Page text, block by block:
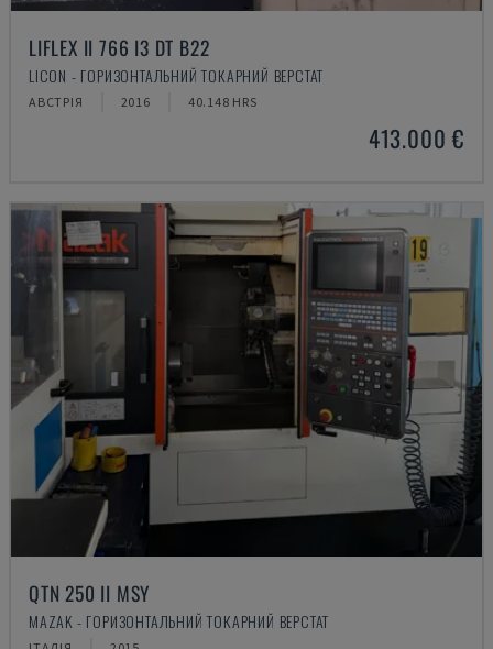
LIFLEX II 766 I3 DT B22
LICON - ГОРИЗОНТАЛЬНИЙ ТОКАРНИЙ ВЕРСТАТ
АВСТРІЯ 2016 40.148 HRS
413.000 €
QTN 250 II MSY
MAZAK - ГОРИЗОНТАЛЬНИЙ ТОКАРНИЙ ВЕРСТАТ